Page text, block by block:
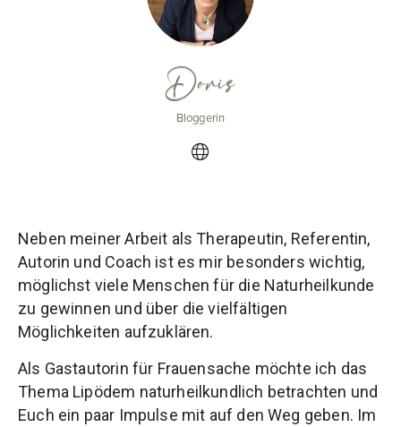
Doris
Bloggerin
Neben meiner Arbeit als Therapeutin, Referentin,
Autorin und Coach ist es mir besonders wichtig,
möglichst viele Menschen für die Naturheilkunde
zu gewinnen und über die vielfältigen
Möglichkeiten aufzuklären.
Als Gastautorin für Frauensache möchte ich das
Thema Lipödem naturheilkundlich betrachten und
Euch ein paar Impulse mit auf den Weg geben. Im